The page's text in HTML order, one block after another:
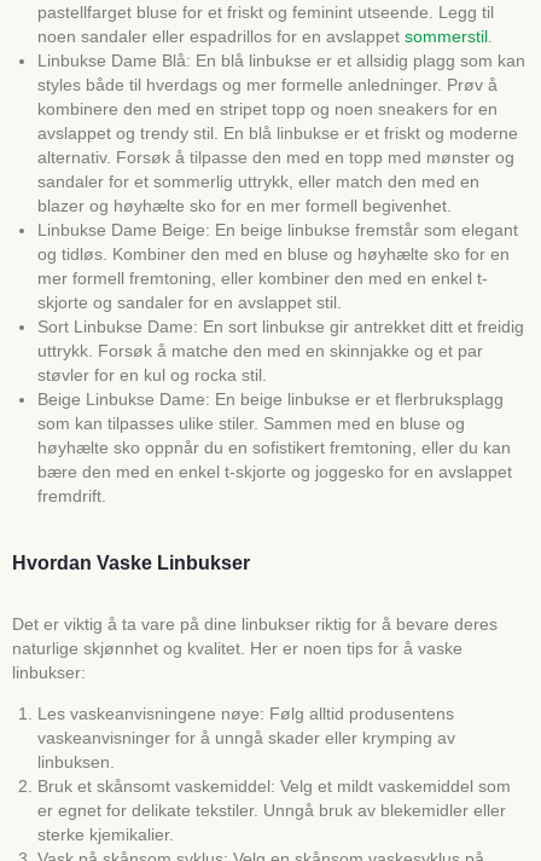
pastellfarget bluse for et friskt og feminint utseende. Legg til
noen sandaler eller espadrillos for en avslappet sommerstil
Linbukse Dame Blå: En blå linbukse er et allsidig plagg som kan
styles både til hverdags og mer formelle anledninger. Prøv å
kombinere den med en stripet topp og noen sneakers for en
avslappet og trendy stil. En blå linbukse er et friskt og moderne
alternativ. Forsøk å tilpasse den med en topp med mønster og
sandaler for et sommerlig uttrykk, eller match den med en
blazer og høyhælte sko for en mer formell begivenhet.
Linbukse Dame Beige: En beige linbukse fremstår som elegant
og tidløs. Kombiner den med en bluse og høyhælte sko for en
mer formell fremtoning, eller kombiner den med en enkel t-
skjorte og sandaler for en avslappet stil.
Sort Linbukse Dame: En sort linbukse gir antrekket ditt et freidig
uttrykk. Forsøk å matche den med en skinnjakke og et par
støvler for en kul og rocka stil.
Beige Linbukse Dame: En beige linbukse er et flerbruksplagg
som kan tilpasses ulike stiler. Sammen med en bluse og
høyhælte sko oppnår du en sofistikert fremtoning, eller du kan
bære den med en enkel t-skjorte og joggesko for en avslappet
fremdrift.
Hvordan Vaske Linbukser
Det er viktig å ta vare på dine linbukser riktig for å bevare deres
naturlige skjønnhet og kvalitet. Her er noen tips for å vaske
linbukser:
Les vaskeanvisningene nøye: Følg alltid produsentens
vaskeanvisninger for å unngå skader eller krymping av
linbuksen.
Bruk et skånsomt vaskemiddel: Velg et mildt vaskemiddel som
er egnet for delikate tekstiler. Unngå bruk av blekemidler eller
sterke kjemikalier.